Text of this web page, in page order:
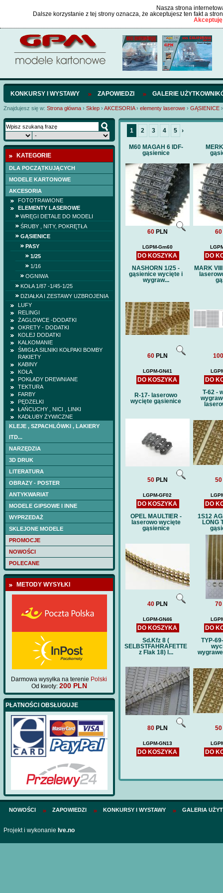
Nasza strona
Dalsze korzystanie z tej strony oznacza, że akceptujesz ten fakt a
KONKURSY I WYSTAWY ZAPOWIEDZI GALERIE
Znajdujesz się w: Strona główna › Sklep › AKCESORIA › elementy laserowe › GĄSIENICE ›
KATEGORIE
DLA POCZĄTKUJĄCYCH
MODELE KARTONOWE
AKCESORIA
FOTOTRAWIONE
ELEMENTY LASEROWE
WRĘGI DETALE DO MODELI
ŚRUBY , NITY, POKRĘTŁA
GĄSIENICE
PASY
1/25
1/16
OGNIWA
KOŁA 1/87 -1/45-1/25
DZIAŁKA I ZESTAWY UZBROJENIA
LUFY
RELINGI
ŻAGLOWCE -DODATKI
OKRETY - DODATKI
KOLEJ DODATKI
KALKOMANIE
ŚMIGŁA SILNIKI KOŁPAKI BOMBY
RAKIETY
KABINY
KOŁA
POKŁADY DREWNIANE
TEKTURA
FARBY
PĘDZELKI
ŁAŃCUCHY , NICI , LINKI
KADŁUBY ŻYWICZNE
KLEJE , SZPACHLÓWKI , LAKIERY
ITD...
NARZĘDZIA
3D DRUK
LITERATURA
OBRAZY - POSTER
ANTYKWARIAT
MODELE GIPSOWE I INNE
WYPRZEDAŻ
SKLEJONE MODELE
PROMOCJE
NOWOŚCI
POLECANE
METODY WYSYŁKI
Darmowa wysyłka na terenie Polski
Od kwoty: 200 PLN
PŁATNOŚCI OBSŁUGUJE
1 2 3 4 5 ›
M60 MAGAH 6 IDF-
gąsienice
60 PLN
LGPM-Gm60
DO KOSZYKA
60
DO
NASHORN 1/25 -
gąsienice wycięte i
wygraw...
60 PLN
LGPM-GN41
DO KOSZYKA
MARK
DO
R-17- laserowo
wycięte gąsienice
50 PLN
LGPM-GF02
DO KOSZYKA
T-62 -
50
DO
OPEL MAULTIER -
laserowo wycięte
gąsienice
40 PLN
LGPM-GN46
DO KOSZYKA
1S12
LONG
70
DO
Sd.Kfz 8 (
SELBSTFAHRAFETTE
z Flak 18) l...
80 PLN
LGPM-GN13
DO KOSZYKA
TYP-
50
DO
NOWOŚCI ZAPOWIEDZI KONKURSY I WYSTAWY GALERIA
Projekt i wykonanie Ive.no